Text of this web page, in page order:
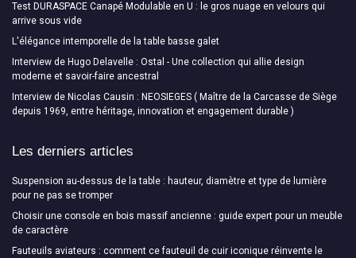
Test DURASPACE Canapé Modulable en U : le gros nuage en velours qui
arrive sous vide
L'élégance intemporelle de la table basse galet
Interview de Hugo Delavelle : Ostal - Une collection qui allie design
moderne et savoir-faire ancestral
Interview de Nicolas Causin : NEOSIEGES ( Maître de la Carcasse de Siège
depuis 1969, entre héritage, innovation et engagement durable )
Les derniers articles
Suspension au-dessus de la table : hauteur, diamètre et type de lumière
pour ne pas se tromper
Choisir une console en bois massif ancienne : guide expert pour un meuble
de caractère
Fauteuils aviateurs : comment ce fauteuil de cuir iconique réinvente le